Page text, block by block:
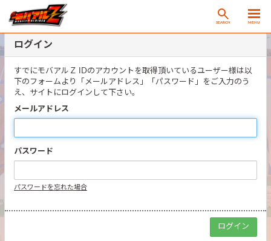
SEARCH MENU
ログイン
すでにモバアルＺ IDのアカウントを取得頂いているユーザー様は以
下のフォームより「メールアドレス」「パスワード」をご入力のう
え、サイトにログインして下さい。
メールアドレス
パスワード
パスワードを忘れた場合